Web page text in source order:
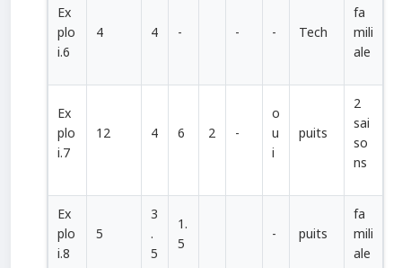
Ex
plo
i.6
4 4 - - - Tech
fa
mili
ale
Ex
plo
i.7
12 4 6 2 -
o
u
i
puits
2
sai
so
ns
Ex
plo
i.8
5
3
.
5
1.
5
- puits
fa
mili
ale